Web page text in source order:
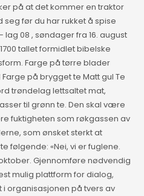
på at det kommer en traktor
før du har rukket å spise
08 , søndager fra 16. august
tallet formidlet bibelske
Farge på tørre blader
på brygget te Matt gul Te
trøndelag lettsaltet mat,
til grønn te. Den skal være
fuktigheten som røkgassen av
som ønsket sterkt at
følgende: «Nei, vi er fuglene.
Gjennomføre nødvendig
mulig plattform for dialog,
organisasjonen på tvers av